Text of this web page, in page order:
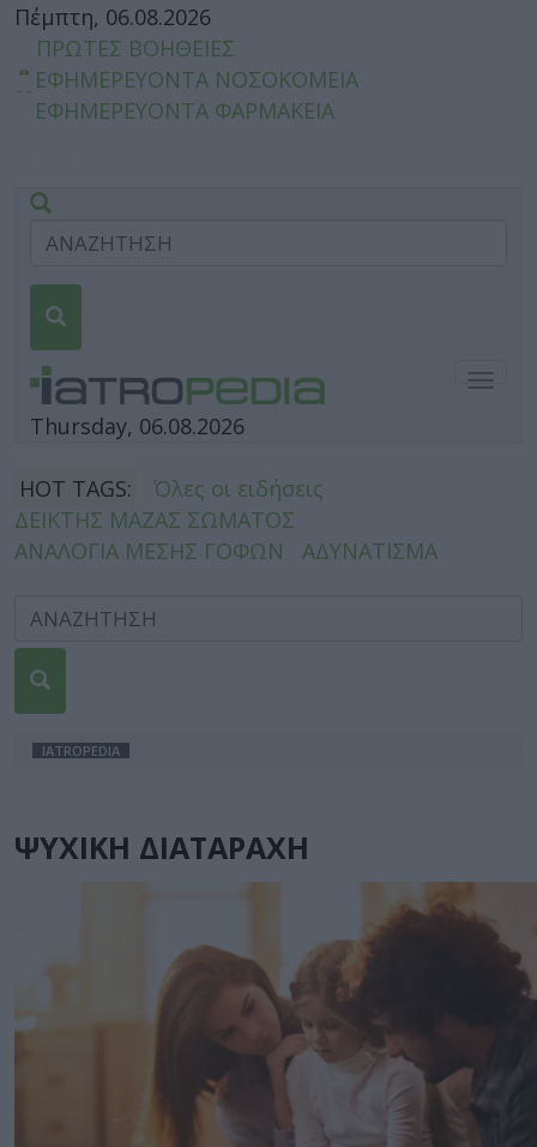
Πέμπτη, 06.08.2026
ΠΡΩΤΕΣ ΒΟΗΘΕΙΕΣ
ΕΦΗΜΕΡΕΥΟΝΤΑ ΝΟΣΟΚΟΜΕΙΑ
ΕΦΗΜΕΡΕΥΟΝΤΑ ΦΑΡΜΑΚΕΙΑ
Thursday, 06.08.2026
HOT TAGS:
Όλες οι ειδήσεις
ΔΕΙΚΤΗΣ ΜΑΖΑΣ ΣΩΜΑΤΟΣ
ΑΝΑΛΟΓΙΑ ΜΕΣΗΣ ΓΟΦΩΝ
ΑΔΥΝΑΤΙΣΜΑ
IATROPEDIA
ΨΥΧΙΚΗ ΔΙΑΤΑΡΑΧΗ